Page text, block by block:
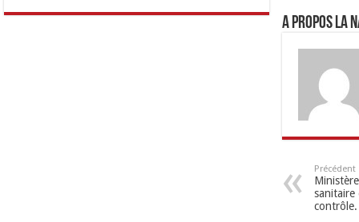
A propos LA
Précédent
sanitaire
contrôle.